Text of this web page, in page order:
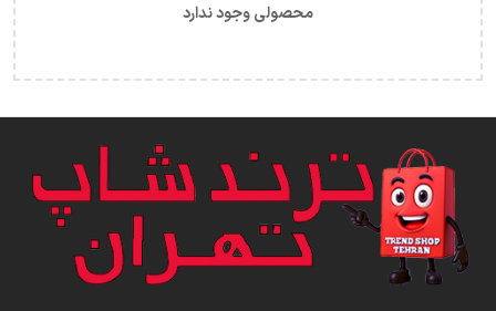
محصولی وجود ندارد